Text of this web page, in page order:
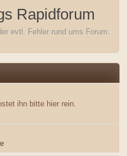
Rapidforum
evtl. Fehler rund ums Forum.
ihn bitte hier rein.